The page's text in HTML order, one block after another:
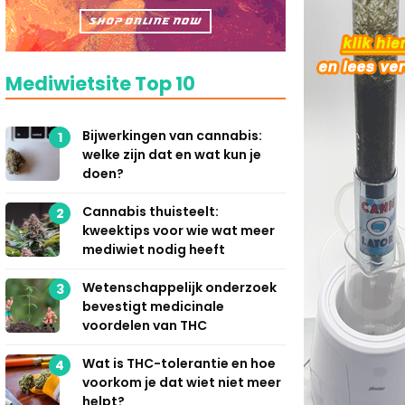
Mediwietsite Top 10
1
Bijwerkingen van cannabis:
welke zijn dat en wat kun je
doen?
2
Cannabis thuisteelt:
kweektips voor wie wat meer
mediwiet nodig heeft
3
Wetenschappelijk onderzoek
bevestigt medicinale
voordelen van THC
4
Wat is THC-tolerantie en hoe
voorkom je dat wiet niet meer
helpt?